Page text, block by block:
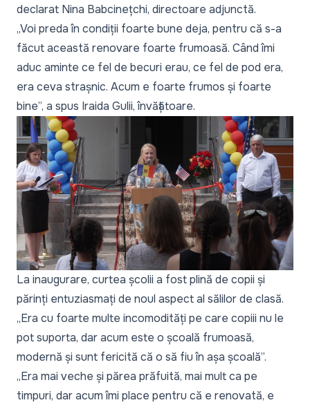
declarat Nina Babcinețchi, directoare adjunctă.
„Voi preda în condiții foarte bune deja, pentru că s-a
făcut această renovare foarte frumoasă. Când îmi
aduc aminte ce fel de becuri erau, ce fel de pod era,
era ceva strașnic. Acum e foarte frumos și foarte
bine”, a spus Iraida Gulii, învățătoare.
La inaugurare, curtea școlii a fost plină de copii și
părinți entuziasmați de noul aspect al sălilor de clasă.
„Era cu foarte multe incomodități pe care copiii nu le
pot suporta, dar acum este o școală frumoasă,
modernă și sunt fericită că o să fiu în așa școală”.
„Era mai veche și părea prăfuită, mai mult ca pe
timpuri, dar acum îmi place pentru că e renovată, e